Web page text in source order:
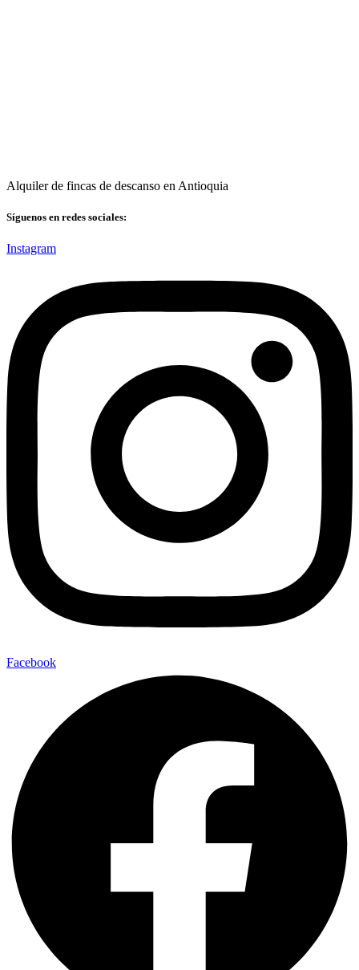
Alquiler de fincas de descanso en Antioquia
Síguenos en redes sociales:
Instagram
Facebook